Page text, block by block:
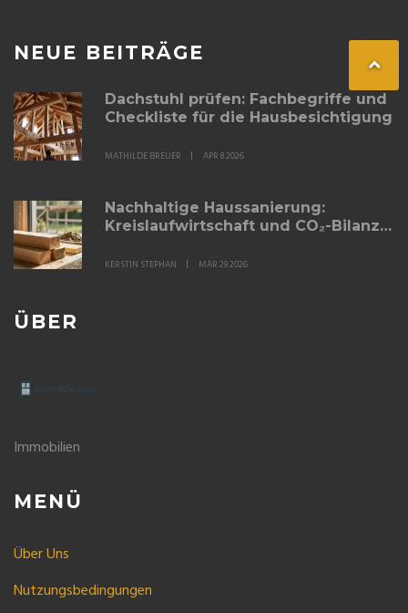
NEUE BEITRÄGE
Dachstuhl prüfen: Fachbegriffe und
Checkliste für die Hausbesichtigung
MATHILDE BREUER APR 8 2026
Nachhaltige Haussanierung:
Kreislaufwirtschaft und CO₂-Bilanz
KERSTIN STEPHAN MÄR 29 2026
ÜBER
Immobilien
MENÜ
Über Uns
Nutzungsbedingungen